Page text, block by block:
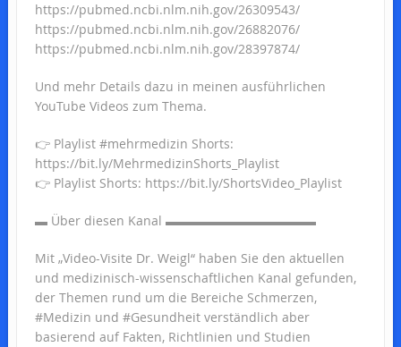
https://pubmed.ncbi.nlm.nih.gov/26309543/
https://pubmed.ncbi.nlm.nih.gov/26882076/
https://pubmed.ncbi.nlm.nih.gov/28397874/
Und mehr Details dazu in meinen ausführlichen
YouTube Videos zum Thema.
👉 Playlist #mehrmedizin Shorts:
https://bit.ly/MehrmedizinShorts_Playlist
👉 Playlist Shorts: https://bit.ly/ShortsVideo_Playlist
▬ Über diesen Kanal ▬▬▬▬▬▬▬▬▬▬▬▬
Mit „Video-Visite Dr. Weigl“ haben Sie den aktuellen
und medizinisch-wissenschaftlichen Kanal gefunden,
der Themen rund um die Bereiche Schmerzen,
#Medizin und #Gesundheit verständlich aber
basierend auf Fakten, Richtlinien und Studien